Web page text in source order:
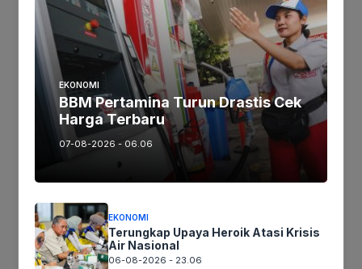
Ikutikami :
Tinggalkan komentar
Komentar
EKONOMI
BBM Pertamina Turun Drastis Cek
Harga Terbaru
07-08-2026 - 06.06
EKONOMI
Terungkap Upaya Heroik Atasi Krisis
Air Nasional
06-08-2026 - 23.06